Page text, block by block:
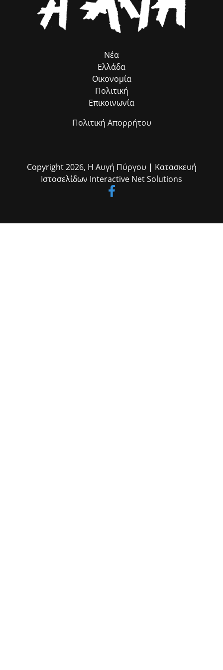
Νέα
Ελλάδα
Οικονομία
Πολιτική
Επικοινωνία
Πολιτική Απορρήτου
Copyright 2026, Η Αυγή Πύργου | Κατασκευή
Ιστοσελίδων Interactive Net Solutions